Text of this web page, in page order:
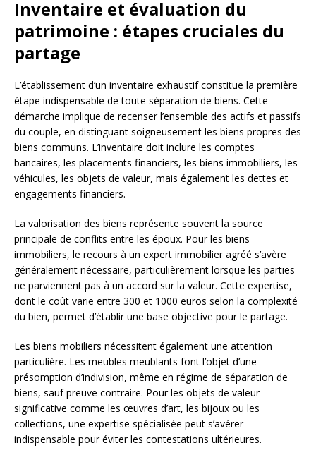
Inventaire et évaluation du
patrimoine : étapes cruciales du
partage
L’établissement d’un inventaire exhaustif constitue la première
étape indispensable de toute séparation de biens. Cette
démarche implique de recenser l’ensemble des actifs et passifs
du couple, en distinguant soigneusement les biens propres des
biens communs. L’inventaire doit inclure les comptes
bancaires, les placements financiers, les biens immobiliers, les
véhicules, les objets de valeur, mais également les dettes et
engagements financiers.
La valorisation des biens représente souvent la source
principale de conflits entre les époux. Pour les biens
immobiliers, le recours à un expert immobilier agréé s’avère
généralement nécessaire, particulièrement lorsque les parties
ne parviennent pas à un accord sur la valeur. Cette expertise,
dont le coût varie entre 300 et 1000 euros selon la complexité
du bien, permet d’établir une base objective pour le partage.
Les biens mobiliers nécessitent également une attention
particulière. Les meubles meublants font l’objet d’une
présomption d’indivision, même en régime de séparation de
biens, sauf preuve contraire. Pour les objets de valeur
significative comme les œuvres d’art, les bijoux ou les
collections, une expertise spécialisée peut s’avérer
indispensable pour éviter les contestations ultérieures.